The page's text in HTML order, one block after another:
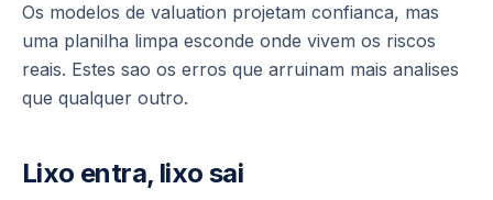
Os modelos de valuation projetam confianca, mas
uma planilha limpa esconde onde vivem os riscos
reais. Estes sao os erros que arruinam mais analises
que qualquer outro.
Lixo entra, lixo sai